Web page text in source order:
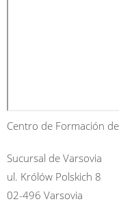
Centro de Formación
Sucursal de Varsovia
ul. Królów Polskich 8
02-496 Varsovia